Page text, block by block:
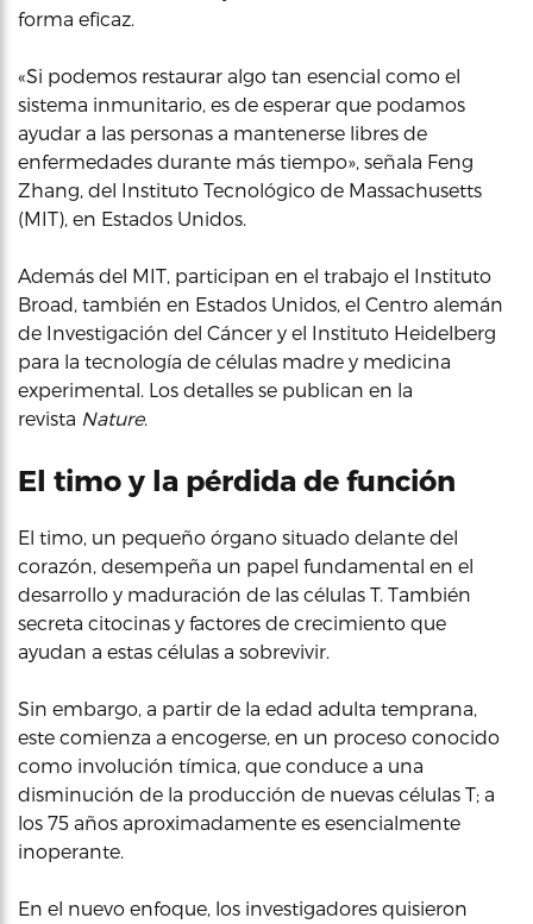
forma eficaz.
«Si podemos restaurar algo tan esencial como el
sistema inmunitario, es de esperar que podamos
ayudar a las personas a mantenerse libres de
enfermedades durante más tiempo», señala Feng
Zhang, del Instituto Tecnológico de Massachusetts
(MIT), en Estados Unidos.
Además del MIT, participan en el trabajo el Instituto
Broad, también en Estados Unidos, el Centro alemán
de Investigación del Cáncer y el Instituto Heidelberg
para la tecnología de células madre y medicina
experimental. Los detalles se publican en la
revista Nature.
El timo y la pérdida de función
El timo, un pequeño órgano situado delante del
corazón, desempeña un papel fundamental en el
desarrollo y maduración de las células T. También
secreta citocinas y factores de crecimiento que
ayudan a estas células a sobrevivir.
Sin embargo, a partir de la edad adulta temprana,
este comienza a encogerse, en un proceso conocido
como involución tímica, que conduce a una
disminución de la producción de nuevas células T; a
los 75 años aproximadamente es esencialmente
inoperante.
En el nuevo enfoque, los investigadores quisieron